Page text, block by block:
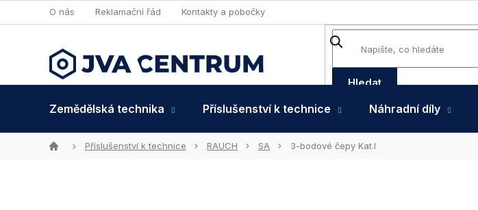
na
O nás Reklamační řád Kontakty a pobočky
Hledat
Zemědělská technika
Příslušenství k technice Náhradní díly
DomůPříslušenství k technice RAUCH SA 3-bodové čepy Kat.I